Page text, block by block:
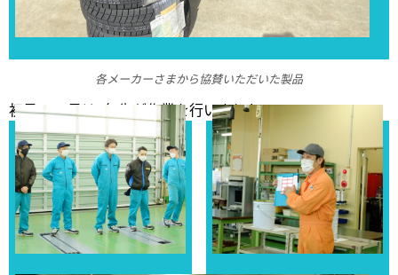
各メーカーさまから協賛いただいた製品
初日の16日は3年生が作業を行いました。